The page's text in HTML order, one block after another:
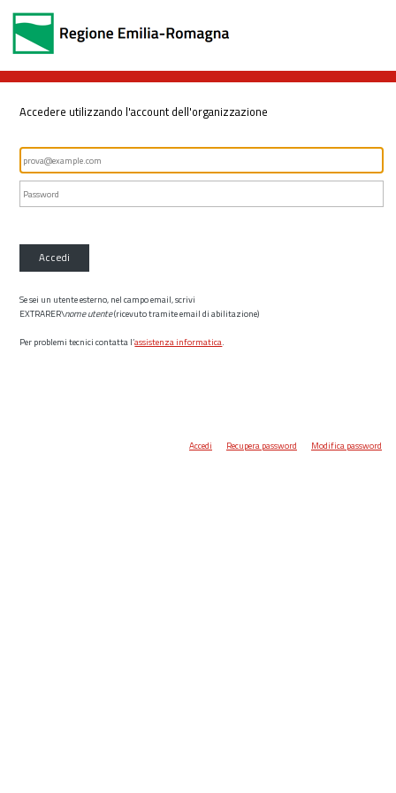
Accedere utilizzando l'account dell'organizzazione
Accedi
Se sei un utente esterno, nel campo email, scrivi
EXTRARER\nome utente(ricevuto tramite email di abilitazione)
Per problemi tecnici contatta l’assistenza informatica.
Accedi Recupera password Modifica password